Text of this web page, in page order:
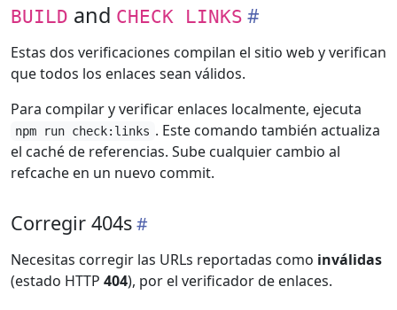
BUILD and CHECK LINKS
Estas dos verificaciones compilan el sitio web y verifican
que todos los enlaces sean válidos.
Para compilar y verificar enlaces localmente, ejecuta
npm run check:links . Este comando también actualiza
el caché de referencias. Sube cualquier cambio al
refcache en un nuevo commit.
Corregir 404s
Necesitas corregir las URLs reportadas como inválidas
(estado HTTP 404), por el verificador de enlaces.